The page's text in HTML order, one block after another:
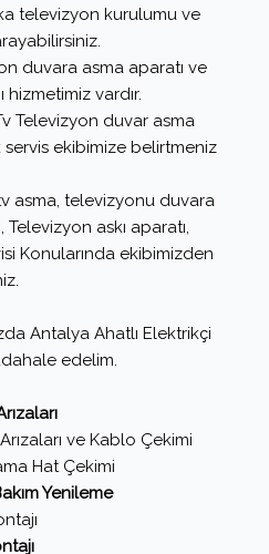
televizyon kurulumu ve
duvara asma aparatı ve
hizmetimiz vardır.
Televizyon duvar asma
servis ekibimize belirtmeniz
asma, televizyonu duvara
askı aparatı,
Konularında ekibimizden
Antalya Ahatlı Elektrikçi
edelim.
ve Kablo Çekimi
Hat Çekimi
Yenileme